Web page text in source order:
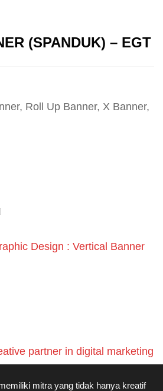
(SPANDUK) – EGT
Roll Up Banner, X Banner,
mitra yang tidak hanya kreatif